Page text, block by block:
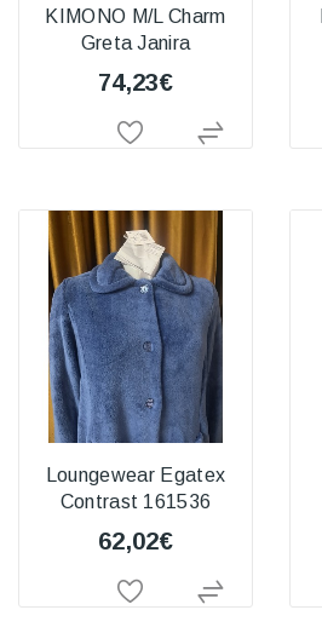
KIMONO M/L Charm
Greta Janira
74,23€
Loungewear Egatex
Contrast 161536
62,02€